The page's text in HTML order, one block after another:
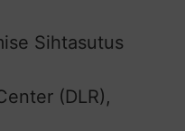
Sihtasutus
(DLR),